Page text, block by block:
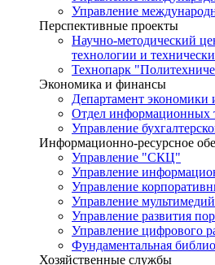
Управление
Перспективные проекты
Научно-методический
технологии и
Технопарк
Экономика и финансы
Департамент экономики
Отдел информационных
Управление
Информационно-ресурсное
Управление "СКЦ"
Управление
Управление
Управление
Управление развития
Управление цифрового
Фундаментальная
Хозяйственные службы